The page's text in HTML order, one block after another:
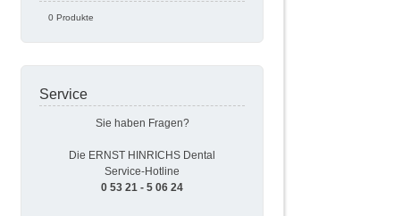
0 Produkte
Service
Sie haben Fragen?
Die ERNST HINRICHS Dental
Service-Hotline
0 53 21 - 5 06 24